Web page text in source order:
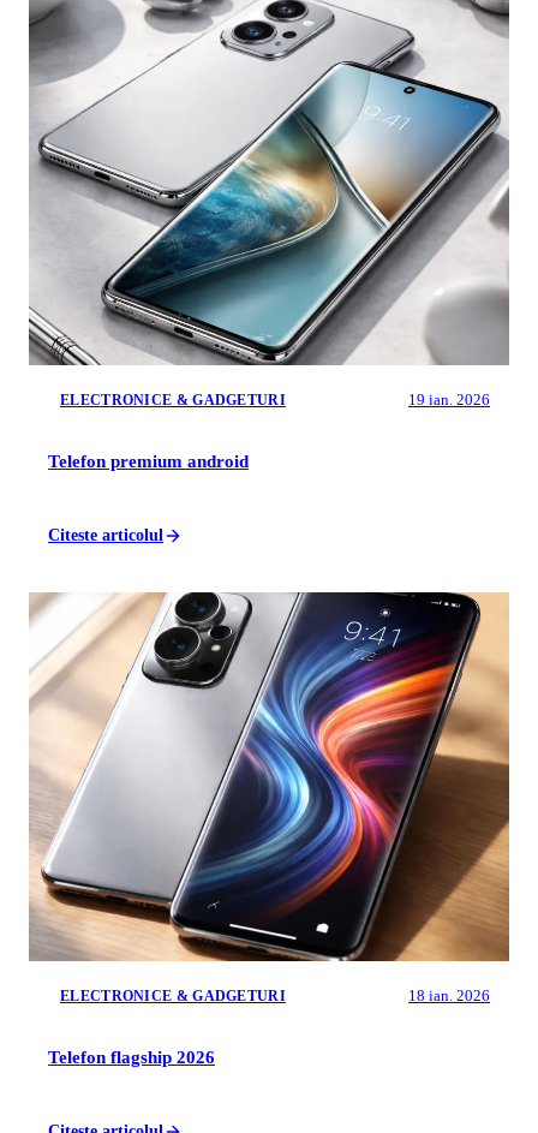
ELECTRONICE & GADGETURI 19 ian. 2026
Telefon premium android
Citeste articolul
ELECTRONICE & GADGETURI 18 ian. 2026
Telefon flagship 2026